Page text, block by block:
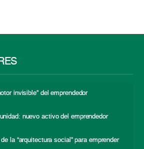
invisible” del emprendedor
nuevo activo del emprendedor
la “arquitectura social” para emprender